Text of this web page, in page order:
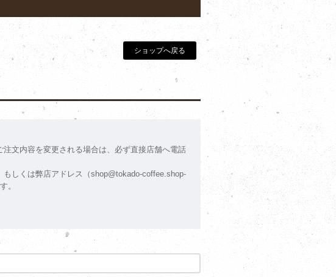
ショップへ戻る
文内容を変更される場合は、必ず直接店舗へ電話
しくは弊店アドレス（shop@tokado-coffee.shop-
。